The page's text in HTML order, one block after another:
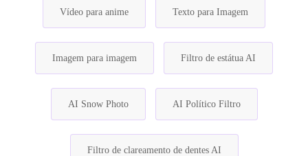
Vídeo para anime Texto para Imagem
Imagem para imagem Filtro de estátua AI
AI Snow Photo AI Político Filtro
Filtro de clareamento de dentes AI